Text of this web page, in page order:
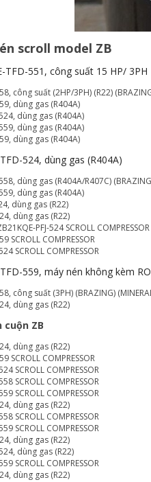
scroll model ZB
TFD-551, công suất 15 HP/ 3PH
công suất (2HP/3PH) (R22)
dùng gas (R404A)
dùng gas (R404A)
dùng gas (R404A)
dùng gas (R404A)
524, dùng gas (R404A)
dùng gas (R404A/R407C)
dùng gas (R404A)
dùng gas (R22)
dùng gas (R22)
PFJ-524 SCROLL COMPRESSOR
SCROLL COMPRESSOR
SCROLL COMPRESSOR
559, máy nén không kèm
công suất (3PH) (BRAZING)
dùng gas (R22)
ZB
dùng gas (R22)
SCROLL COMPRESSOR
SCROLL COMPRESSOR
SCROLL COMPRESSOR
SCROLL COMPRESSOR
dùng gas (R22)
SCROLL COMPRESSOR
SCROLL COMPRESSOR
dùng gas (R22)
dùng gas (R22)
SCROLL COMPRESSOR
dùng gas (R22)